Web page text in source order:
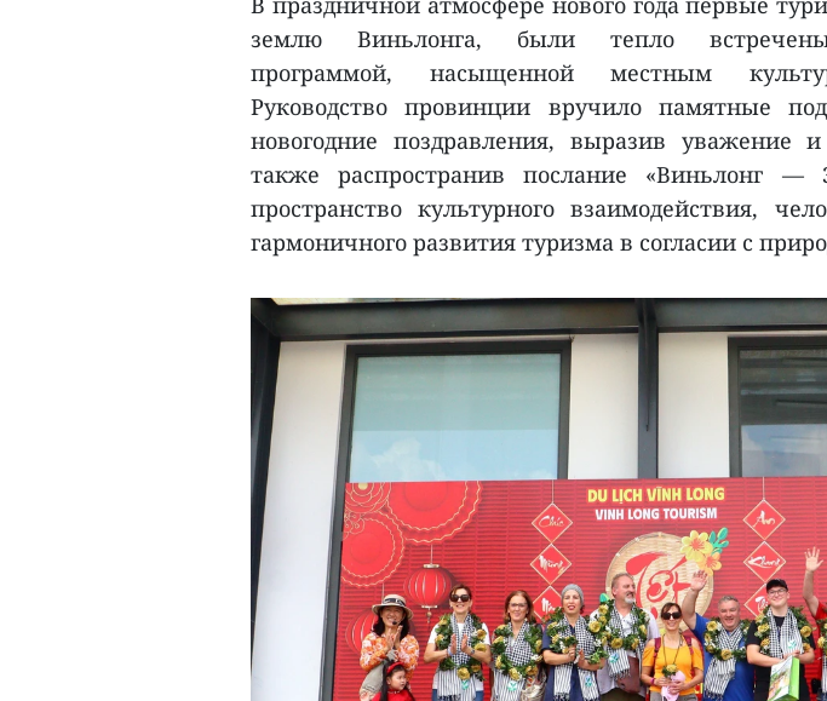
землю Виньлонга, были тепло встречены
программой, насыщенной местным
Руководство провинции вручило памятные
новогодние поздравления, выразив уважение
также распространив послание «Виньлонг
пространство культурного взаимодействия,
гармоничного развития туризма в согласии с